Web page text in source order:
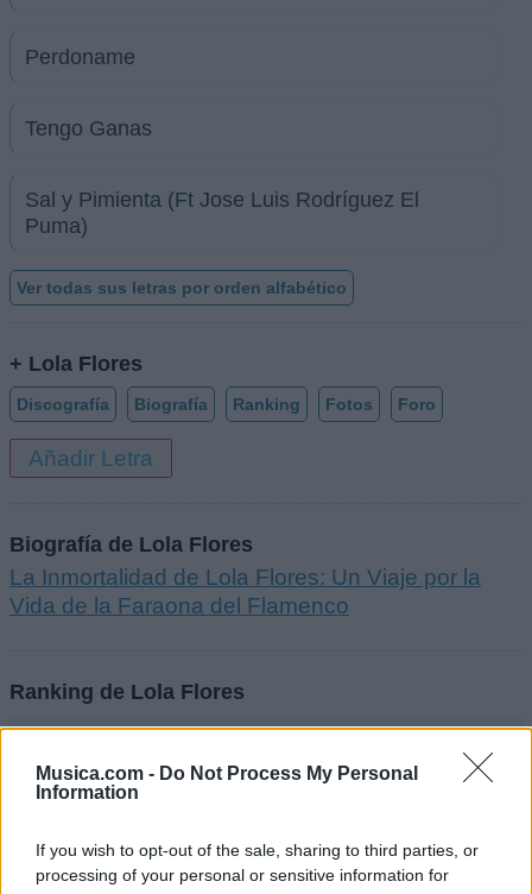
Musica.com - Do Not Process My Personal
Information
If you wish to opt-out of the sale, sharing to third parties, or
processing of your personal or sensitive information for
Perdoname
Tengo Ganas
Sal y Pimienta (Ft Jose Luis Rodríguez El
Puma)
Ver todas sus letras por orden alfabético
+ Lola Flores
Discografía Biografía Ranking Fotos Foro
Añadir Letra
Biografía de Lola Flores
La Inmortalidad de Lola Flores: Un Viaje por la
Vida de la Faraona del Flamenco
Ranking de Lola Flores
apoyados y visitados de esta semana.
77 5